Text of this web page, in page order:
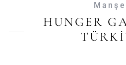
HUNGER